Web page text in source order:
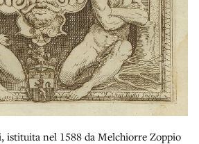
istituita nel 1588 da Melchiorre Zoppio